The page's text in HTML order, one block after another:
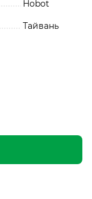
Hobot
Тайвань